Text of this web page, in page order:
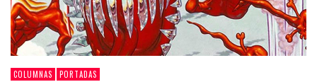
COLUMNAS PORTADAS